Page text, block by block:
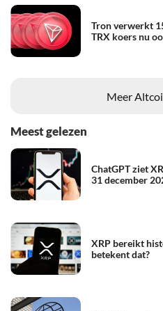
Tron verwerkt
TRX koers nu
Meer
Meest gelezen
ChatGPT ziet
31 december
XRP bereikt
betekent dat?